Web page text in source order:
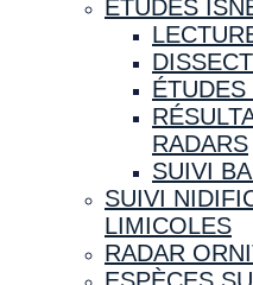
ÉTUDES
RADARS
SUIVI
SUIVI
LIMICOLES
RADAR